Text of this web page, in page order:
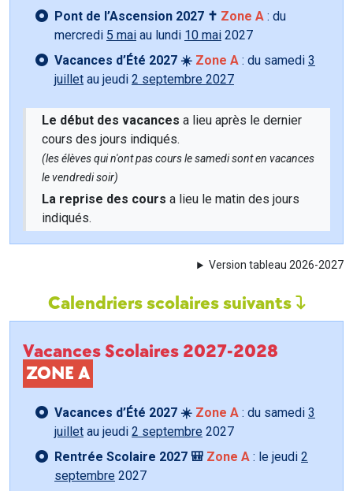
Pont de l’Ascension 2027 ✝️ Zone A : du
mercredi 5 mai au lundi 10 mai 2027
Vacances d’Été 2027 ☀️ Zone A : du samedi 3
juillet au jeudi 2 septembre 2027
Le début des vacances a lieu après le dernier
cours des jours indiqués.
(les élèves qui n'ont pas cours le samedi sont en vacances
le vendredi soir)
La reprise des cours a lieu le matin des jours
indiqués.
Version tableau 2026-2027
Calendriers scolaires suivants
Vacances Scolaires 2027-2028
ZONE A
Vacances d’Été 2027 ☀️ Zone A : du samedi 3
juillet au jeudi 2 septembre 2027
Rentrée Scolaire 2027 🎒 Zone A : le jeudi 2
septembre 2027